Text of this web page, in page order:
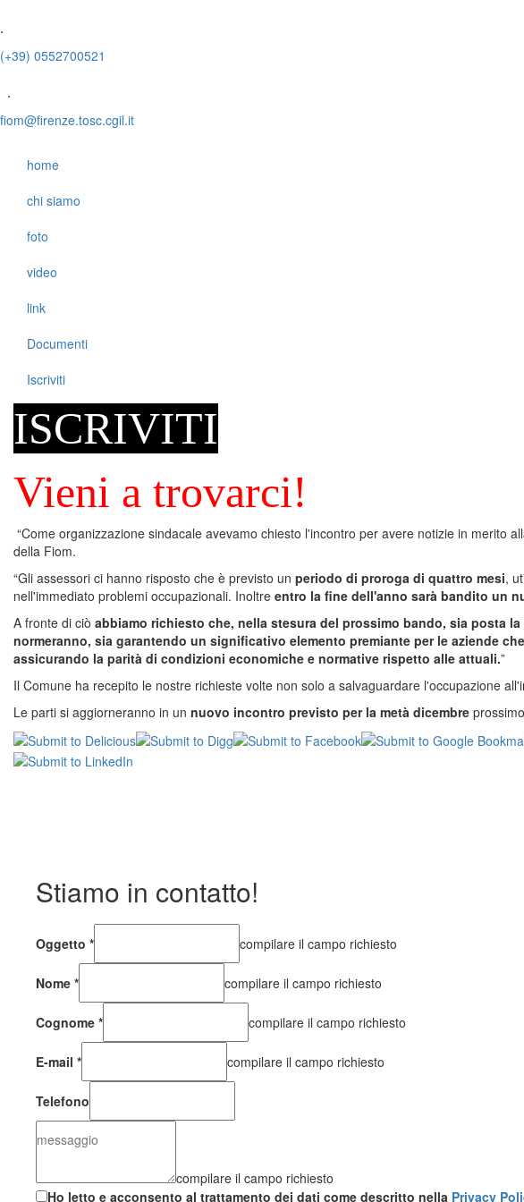
.
(+39) 0552700521
.
fiom@firenze.tosc.cgil.it
home
chi siamo
foto
video
link
Documenti
Iscriviti
ISCRIVITI
Vieni a trovarci!
“Come organizzazione sindacale avevamo chiesto l'incontro per avere notizie in merito
della Fiom.
“Gli assessori ci hanno risposto che è previsto un periodo di proroga di quattro mesi,
nell'immediato problemi occupazionali. Inoltre entro la fine dell'anno sarà bandito un
A fronte di ciò abbiamo richiesto che, nella stesura del prossimo bando, sia posta
normeranno, sia garantendo un significativo elemento premiante per le aziende
assicurando la parità di condizioni economiche e normative rispetto alle attuali.”
Il Comune ha recepito le nostre richieste volte non solo a salvaguardare l'occupazione
Le parti si aggiorneranno in un nuovo incontro previsto per la metà dicembre
Stiamo in contatto!
Oggetto * compilare il campo richiesto
Nome * compilare il campo richiesto
Cognome * compilare il campo richiesto
E-mail * compilare il campo richiesto
Telefono
compilare il campo richiesto
Ho letto e acconsento al trattamento dei dati come descritto nella Privacy